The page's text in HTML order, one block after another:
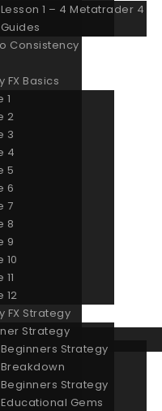
Lesson 1 – 4 Metatrader 4
Guides
Consistency
FX Basics
1
2
3
4
5
6
7
8
9
10
12
FX Strategy
Strategy
Beginners Strategy
Breakdown
Beginners Strategy
Educational Gems